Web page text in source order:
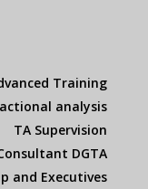
Training
analysis
TA Supervision
DGTA
and Executives